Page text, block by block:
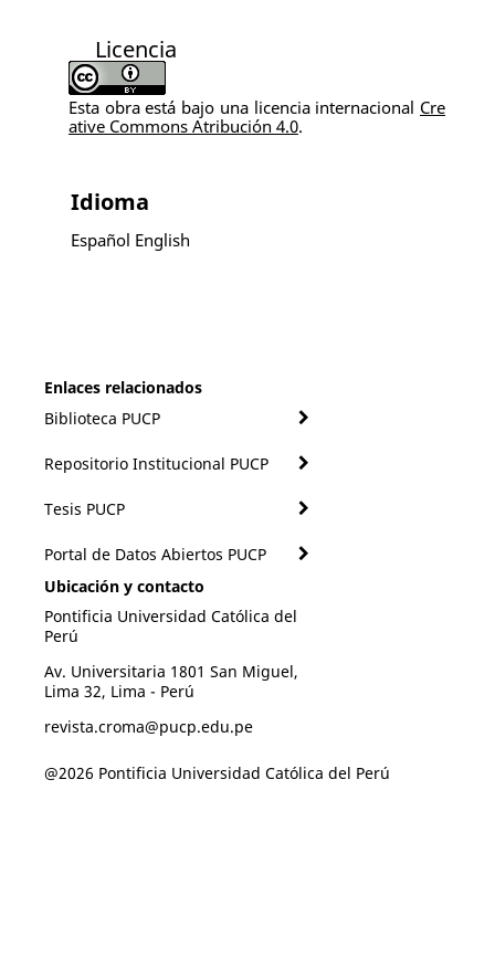
Licencia
Esta obra está bajo una licencia internacional Cre
ative Commons Atribución 4.0.
Idioma
Español English
Enlaces relacionados
Biblioteca PUCP
Repositorio Institucional PUCP
Tesis PUCP
Portal de Datos Abiertos PUCP
Ubicación y contacto
Pontificia Universidad Católica del
Perú
Av. Universitaria 1801 San Miguel,
Lima 32, Lima - Perú
revista.croma@pucp.edu.pe
@2026 Pontificia Universidad Católica del Perú